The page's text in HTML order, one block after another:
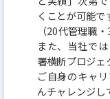
くことが可能で
（20代管理職
また、当社で
署横断プロジェ
ご自身のキャ
んチャレンジし